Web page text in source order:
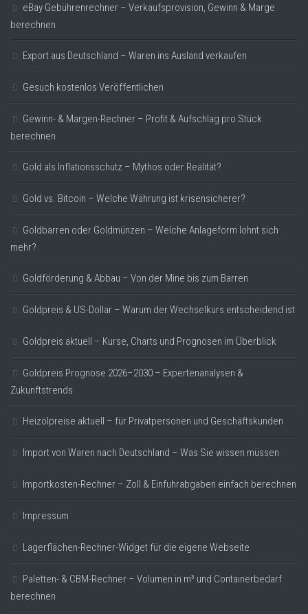
eBay Gebührenrechner – Verkaufsprovision, Gewinn & Marge
berechnen
Export aus Deutschland – Waren ins Ausland verkaufen
Gesuch kostenlos Veröffentlichen
Gewinn- & Margen-Rechner – Profit & Aufschlag pro Stück
berechnen
Gold als Inflationsschutz – Mythos oder Realität?
Gold vs. Bitcoin – Welche Währung ist krisensicherer?
Goldbarren oder Goldmünzen – Welche Anlageform lohnt sich
mehr?
Goldförderung & Abbau – Von der Mine bis zum Barren
Goldpreis & US-Dollar – Warum der Wechselkurs entscheidend ist
Goldpreis aktuell – Kurse, Charts und Prognosen im Überblick
Goldpreis Prognose 2026–2030 – Expertenanalysen &
Zukunftstrends
Heizölpreise aktuell – für Privatpersonen und Geschäftskunden
Import von Waren nach Deutschland – Was Sie wissen müssen
Importkosten-Rechner – Zoll & Einfuhrabgaben einfach berechnen
Impressum
Lagerflächen-Rechner-Widget für die eigene Webseite
Paletten- & CBM-Rechner – Volumen in m³ und Containerbedarf
berechnen